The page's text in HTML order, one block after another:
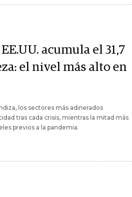
acumula el 31,7
el nivel más alto en
los sectores más adinerados
tras cada crisis, mientras la mitad más
previos a la pandemia.